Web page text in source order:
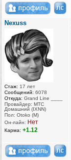
Nexuss
Стаж: 17 лет
Сообщений: 6078
Откуда: Grand Line ____
Провайдер: МТС
Домашний (IXNN)
Пол: Otoko (M)
Он-лайн: Нет
Карма: +1.12